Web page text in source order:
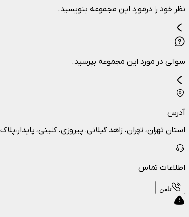
نظر خود را درمورد این مجموعه بنویسید.
سوالی در مورد این مجموعه بپرسید.
آدرس
استان تهران، تهران، زاهد گیلانی، پیروزی، کلینی، پایدار،پلاک ۲۹
اطلاعات تماس
تلفن